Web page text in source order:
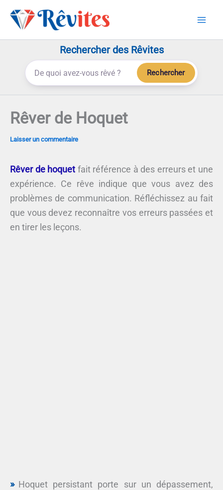
Rechercher des Rêvites
Rechercher
Rêver de Hoquet
Laisser un commentaire
Rêver de hoquet fait référence à des erreurs et une
expérience. Ce rêve indique que vous avez des
problèmes de communication. Réfléchissez au fait
que vous devez reconnaître vos erreurs passées et
en tirer les leçons.
Hoquet persistant porte sur un dépassement,